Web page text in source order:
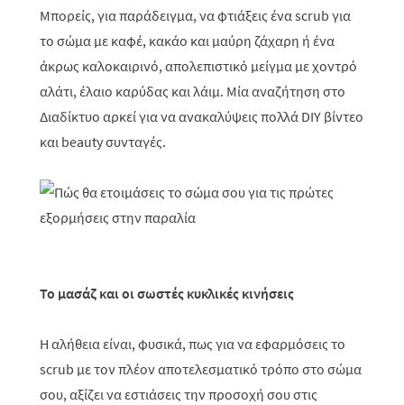
Μπορείς, για παράδειγμα, να φτιάξεις ένα scrub για
το σώμα με καφέ, κακάο και μαύρη ζάχαρη ή ένα
άκρως καλοκαιρινό, απολεπιστικό μείγμα με χοντρό
αλάτι, έλαιο καρύδας και λάιμ. Μία αναζήτηση στο
Διαδίκτυο αρκεί για να ανακαλύψεις πολλά DIY βίντεο
και beautyσυνταγές.
Το μασάζ και οι σωστές κυκλικές κινήσεις
Η αλήθεια είναι, φυσικά, πως για να εφαρμόσεις το
scrub με τον πλέον αποτελεσματικό τρόπο στο σώμα
σου, αξίζει να εστιάσεις την προσοχή σου στις